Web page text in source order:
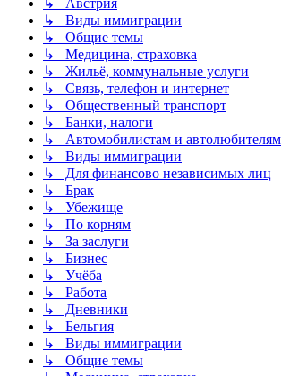
↳ Виды иммиграции
↳ Общие темы
↳ Медицина, страховка
↳ Жильё, коммунальные услуги
↳ Связь, телефон и интернет
↳ Общественный транспорт
↳ Банки, налоги
↳ Автомобилистам и автолюбителям
↳ Виды иммиграции
↳ Для финансово независимых лиц
↳ Брак
↳ Убежище
↳ По корням
↳ За заслуги
↳ Бизнес
↳ Учёба
↳ Работа
↳ Дневники
↳ Бельгия
↳ Виды иммиграции
↳ Общие темы